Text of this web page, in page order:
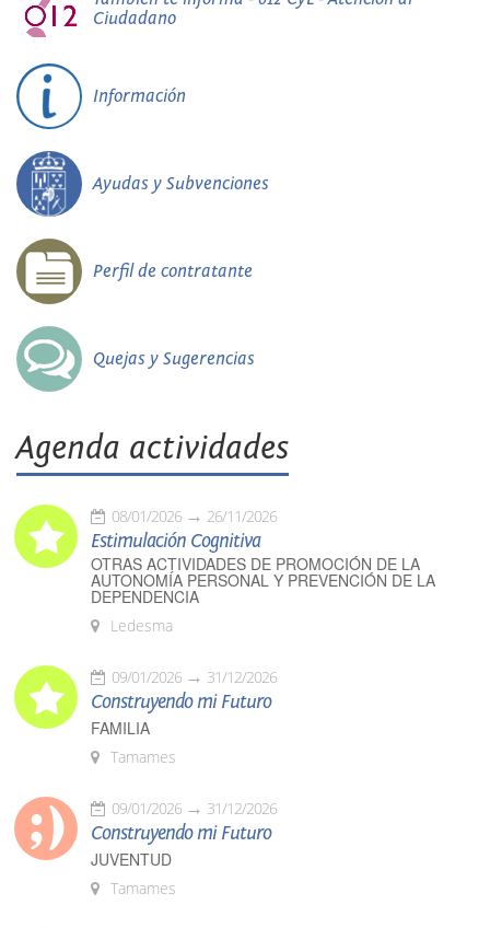
Ciudadano
Información
Ayudas y Subvenciones
Perfil de contratante
Quejas y Sugerencias
Agenda actividades
08/01/2026 26/11/2026
Estimulación Cognitiva
OTRAS ACTIVIDADES DE PROMOCIÓN DE LA
AUTONOMÍA PERSONAL Y PREVENCIÓN DE LA
DEPENDENCIA
Ledesma
09/01/2026 31/12/2026
Construyendo mi Futuro
FAMILIA
Tamames
09/01/2026 31/12/2026
Construyendo mi Futuro
JUVENTUD
Tamames